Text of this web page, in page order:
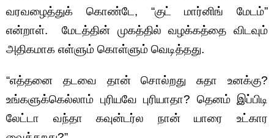
வரவழைத்துக் கொண்டே, “குட் மார்னிங் மேடம்”
என்றாள். மேடத்தின் முகத்தில் வழக்கத்தை விடவும்
அதிகமாக எள்ளும் கொள்ளும் வெடித்தது.
“எத்தனை தடவை தான் சொல்றது சுதா உனக்கு?
உங்களுக்கெல்லாம் புரியவே புரியாதா? தெனம் இப்பிடி
லேட்டா வந்தா கவுன்டர்ல நான் யாரை உட்கார